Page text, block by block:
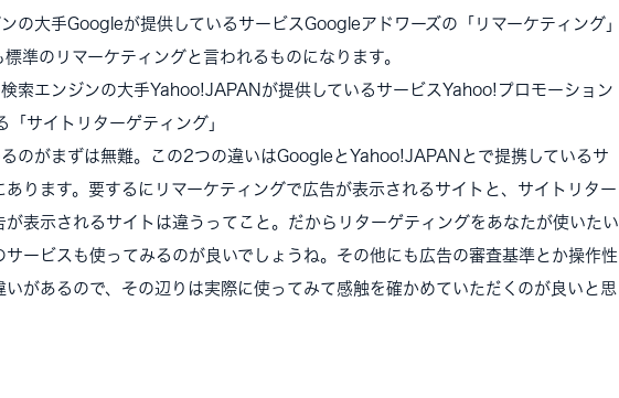
の大手Googleが提供しているサービスGoogleアドワーズの「リマーケティング」
準のリマーケティングと言われるものになります。
索エンジンの大手Yahoo!JAPANが提供しているサービスYahoo!プロモーション
「サイトリターゲティング」
のがまずは無難。この2つの違いはGoogleとYahoo!JAPANとで提携しているサ
あります。要するにリマーケティングで広告が表示されるサイトと、サイトリター
が表示されるサイトは違うってこと。だからリターゲティングをあなたが使いたい
サービスも使ってみるのが良いでしょうね。その他にも広告の審査基準とか操作性
いがあるので、その辺りは実際に使ってみて感触を確かめていただくのが良いと思